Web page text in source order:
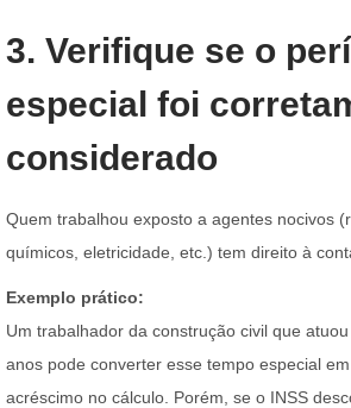
3. Verifique se o
especial foi
considerado
Quem trabalhou exposto a agentes nocivos
químicos, eletricidade, etc.) tem direito à
Exemplo prático:
Um trabalhador da construção civil que
anos pode converter esse tempo especial
acréscimo no cálculo. Porém, se o INSS